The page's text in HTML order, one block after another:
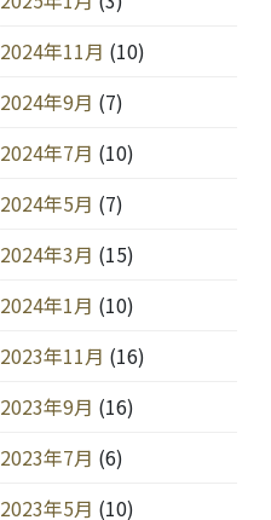
2024年11月 (10)
2024年9月 (7)
2024年7月 (10)
2024年5月 (7)
2024年3月 (15)
2024年1月 (10)
2023年11月 (16)
2023年9月 (16)
2023年7月 (6)
2023年5月 (10)